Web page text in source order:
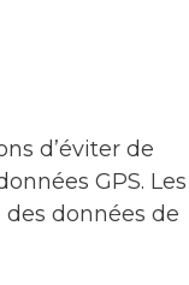
d’éviter de
GPS. Les
données de